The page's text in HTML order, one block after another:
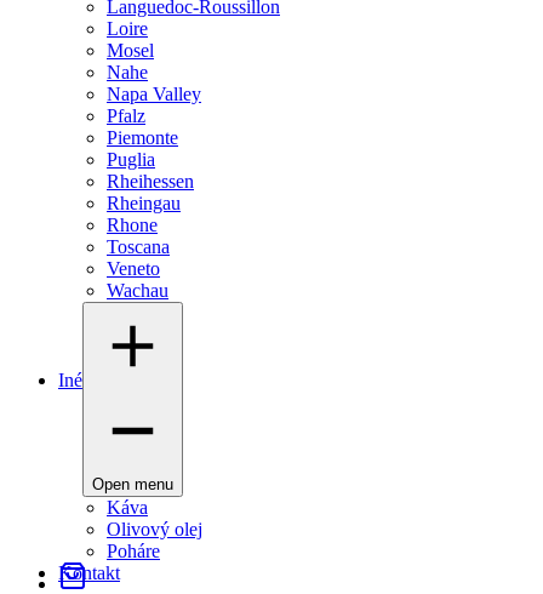
Languedoc-Roussillon
Loire
Mosel
Nahe
Napa Valley
Pfalz
Piemonte
Puglia
Rheihessen
Rheingau
Rhone
Toscana
Veneto
Wachau
Iné
Open menu
Káva
Olivový olej
Poháre
Kontakt